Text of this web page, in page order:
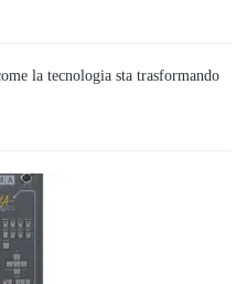
la tecnologia sta trasformando